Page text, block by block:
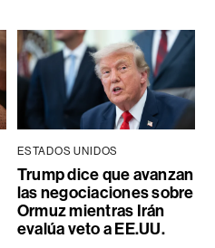
ESTADOS UNIDOS
Trump dice que avanzan
las negociaciones sobre
Ormuz mientras Irán
evalúa veto a EE.UU.